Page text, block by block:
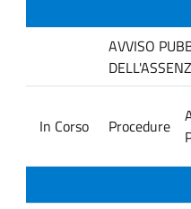
AVVISO
In Corso Procedure